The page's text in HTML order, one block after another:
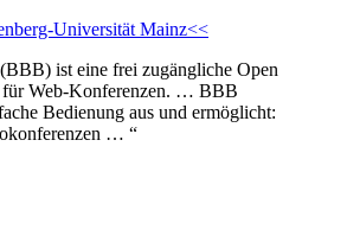
Universität Mainz<<
ist eine frei zugängliche Open
für Web-Konferenzen. … BBB
Bedienung aus und ermöglicht:
… “